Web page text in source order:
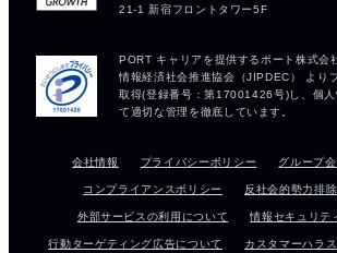
会社情報 プライバシーポリシー グループ
コンプライアンスポリシー 反社会的勢力排
外部サービスの利用について 情報セキュリテ
行動ターゲティング広告について カスタマーハラ